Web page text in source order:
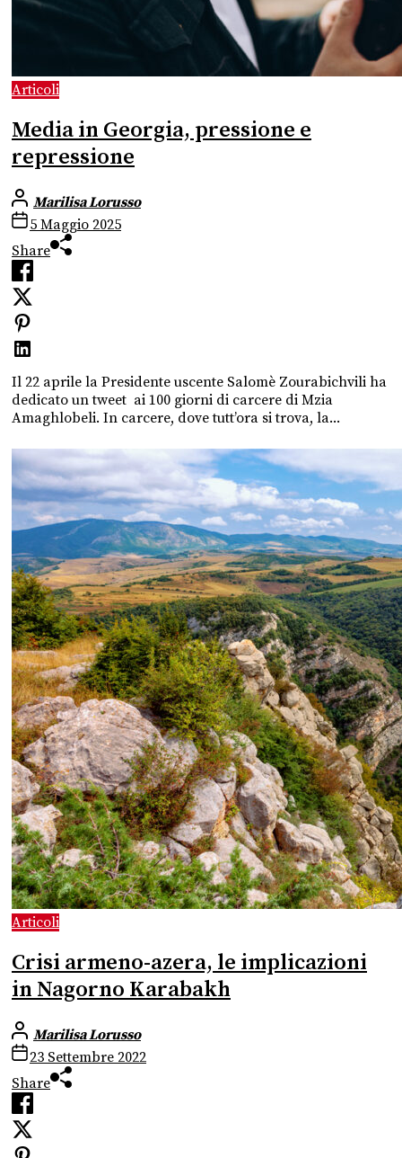
Articoli
Media in Georgia, pressione e
repressione
Marilisa Lorusso
5 Maggio 2025
Share
Il 22 aprile la Presidente uscente Salomè Zourabichvili ha
dedicato un tweet ai 100 giorni di carcere di Mzia
Amaghlobeli. In carcere, dove tutt’ora si trova, la...
Articoli
Crisi armeno-azera, le implicazioni
in Nagorno Karabakh
Marilisa Lorusso
23 Settembre 2022
Share